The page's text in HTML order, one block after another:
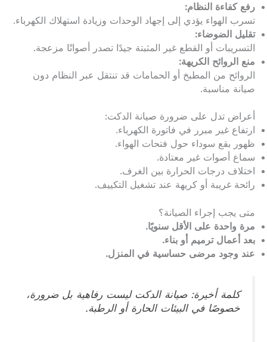
رفع كفاءة النظام:
تسرب الهواء يؤدي إلى إجهاد الوحدات وزيادة استهلاك الكهرباء.
تقليل الضوضاء:
التسريبات أو القطع غير المثبتة جيدًا تصدر أصواتًا مزعجة.
منع الروائح الكريهة:
الروائح من المطبخ أو الحمامات قد تنتقل عبر النظام دون
صيانة مناسبة.
أعراض تدل على ضرورة صيانة الدكت:
ارتفاع غير مبرر في فاتورة الكهرباء.
ظهور بقع سوداء حول فتحات الهواء.
سماع أصوات غير معتادة.
اختلاف درجات الحرارة بين الغرف.
رائحة غريبة أو كريهة عند تشغيل التكييف.
متى يجب إجراء الصيانة؟
مرة واحدة على الأقل سنويًا.
بعد أعمال ترميم أو بناء.
عند وجود مرضى حساسية في المنزل.
كلمة أخيرة: صيانة الدكت ليست رفاهية بل ضرورة،
خصوصًا في البيئات الحارة أو الرطبة.